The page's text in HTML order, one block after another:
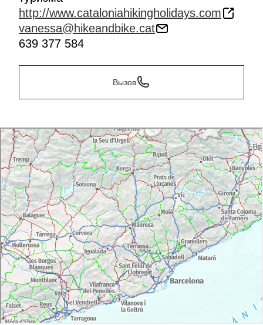
http://www.cataloniahikingholidays.com
vanessa@hikeandbike.cat
639 377 584
Вызов